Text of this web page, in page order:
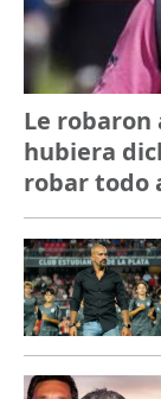
Le robaron
hubiera
robar todo